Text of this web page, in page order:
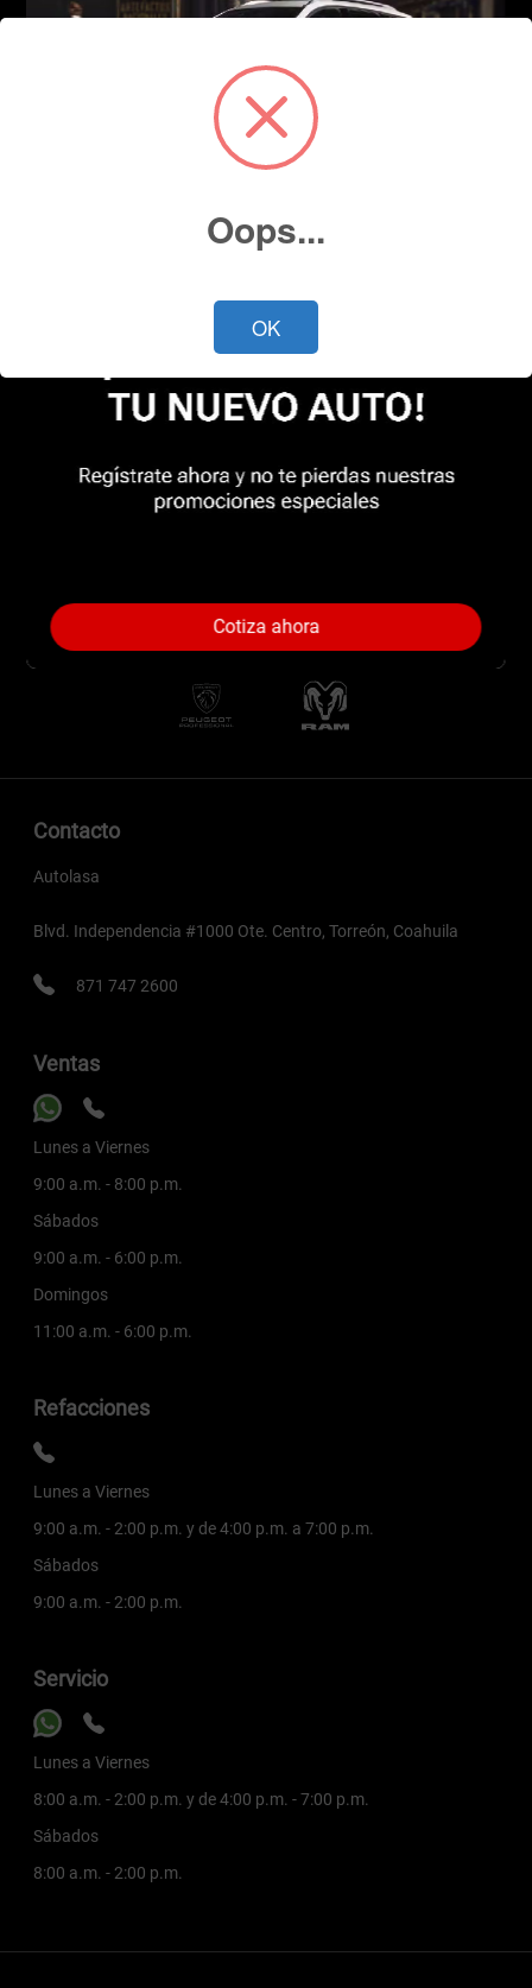
Contacto
Autolasa
Blvd. Independencia #1000 Ote. Centro, Torreón, Coahuila
871 747 2600
Ventas
Lunes a Viernes
9:00 a.m. - 8:00 p.m.
Sábados
9:00 a.m. - 6:00 p.m.
Domingos
11:00 a.m. - 6:00 p.m.
Refacciones
Lunes a Viernes
9:00 a.m. - 2:00 p.m. y de 4:00 p.m. a 7:00 p.m.
Sábados
9:00 a.m. - 2:00 p.m.
Servicio
Lunes a Viernes
8:00 a.m. - 2:00 p.m. y de 4:00 p.m. - 7:00 p.m.
Sábados
8:00 a.m. - 2:00 p.m.
Cotiza ahora
Oops...
OK